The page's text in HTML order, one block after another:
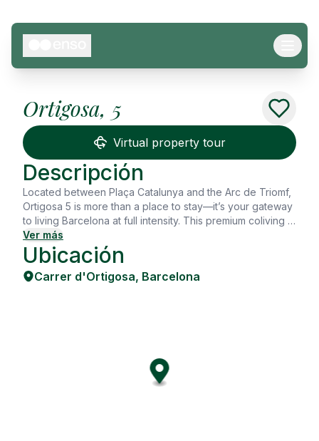
Ortigosa, 5
See all20Photos
Virtual property tour
Descripción
Located between Plaça Catalunya and the Arc de Triomf,
Ortigosa 5 is more than a place to stay—it’s your gateway
to living Barcelona at full intensity. This premium coliving in
Spain brings together modern design, comfort, and
community for those who want a flexible lifestyle with all
services included—right in the most connected part of the
city. With 140 m², the apartment features 4 spacious
and thoughtful design—it’s all built to simplify your day. But
let’s talk location, because this one is hard to beat. Step
Ver más
Ubicación
Carrer d'Ortigosa, Barcelona